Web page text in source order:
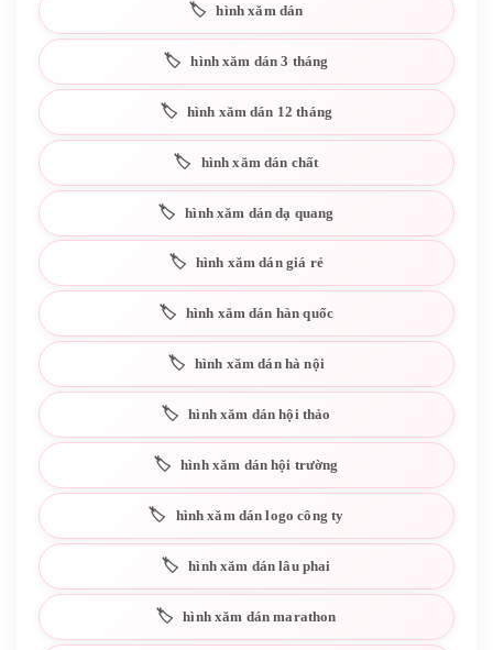
hình xăm dán
hình xăm dán 3 tháng
hình xăm dán 12 tháng
hình xăm dán chất
hình xăm dán dạ quang
hình xăm dán giá rẻ
hình xăm dán hàn quốc
hình xăm dán hà nội
hình xăm dán hội thảo
hình xăm dán hội trường
hình xăm dán logo công ty
hình xăm dán lâu phai
hình xăm dán marathon